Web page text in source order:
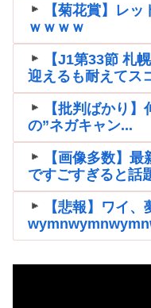
【菊花賞】レ
ｗｗｗｗ
【J1第33節 札
迎えるも耐えてス
【批判ばかり
の”ネガキャン...
【画像多数】
ですごすぎると話
【悲報】ワイ